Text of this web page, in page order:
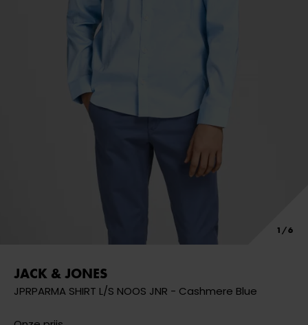
JACK & JONES
JPRPARMA SHIRT L/S NOOS JNR - Cashmere Blue